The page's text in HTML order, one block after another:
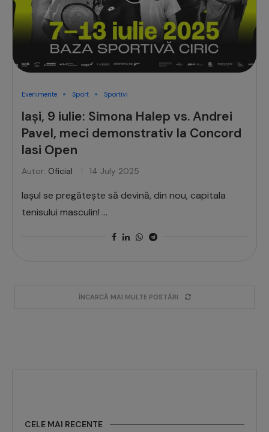
Evenimente Sport Sportivi
Iași, 9 iulie: Simona Halep vs. Andrei
Pavel, meci demonstrativ la Concord
Iasi Open
Autor: Oficial 14 July 2025
Iașul se pregătește să devină, din nou, capitala
tenisului masculin! …
ÎNCARCĂ MAI MULTE POSTĂRI
CELE MAI RECENTE